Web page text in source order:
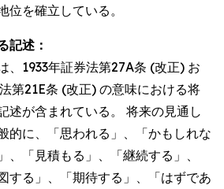
位を確立している。
記述：
、1933年証券法第27A条 (改正) お
第21E条 (改正) の意味における将
述が含まれている。 将来の見通し
的に、「思われる」、「かもしれな
、「見積もる」、「継続する」、
する」、「期待する」、「はずであ